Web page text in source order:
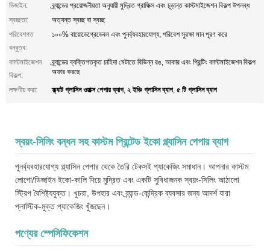
ডিজাইন:
ব্র্যান্ডের প্রয়োজনীয়তা অনুযায়ী মুদ্রিত গ্রাফিক্স এবং চূড়ান্ত কাস্টমাইজেশন বিকল্প উপলব্ধ
স্বচ্ছতা:
অত্যন্ত স্বচ্ছ বা স্বচ্ছ
পরিবেশগত
বন্ধুত্ব:
১০০% বায়োডেগ্রেডেবল এবং পুনর্ব্যবহারযোগ্য, পরিবেশ সুরক্ষা মান পূরণ করে
কাস্টমাইজেশন
বিকল্প:
ব্র্যান্ডের ব্যক্তিগতকৃত চাহিদা মেটাতে বিভিন্ন রঙ, আকার এবং প্রিন্টিং কাস্টমাইজেশন বিকল্প
অফার করছে
লক্ষণীয় করা: ফ্ল্যাট গ্লাসিন ওয়াক্স পেপার ব্যাগ, ২ ইঞ্চি গ্লাসিন ব্যাগ, ৫ টি গ্লাসিন ব্যাগ
স্বয়ং-সিলিং বন্ধন সহ কাস্টম প্রিন্টেড ইকো গ্ল্যাসিন পেপার ব্যাগ
পুনর্ব্যবহারযোগ্য গ্ল্যাসিন পেপার থেকে তৈরি টেকসই প্যাকেজিং সমাধান। আপনার কাস্টম
লোগো/ডিজাইন ইকো-কালি দিয়ে মুদ্রিত এবং একটি সুবিধাজনক স্বয়ং-সিলিং আঠালো
স্ট্রিপ বৈশিষ্ট্যযুক্ত। খুচরা, উপহার এবং ব্র্যান্ড-কেন্দ্রিক ব্যবসার জন্য আদর্শ যারা
প্লাস্টিক-মুক্ত প্যাকেজিং খুঁজছেন।
পণ্যের স্পেসিফিকেশন